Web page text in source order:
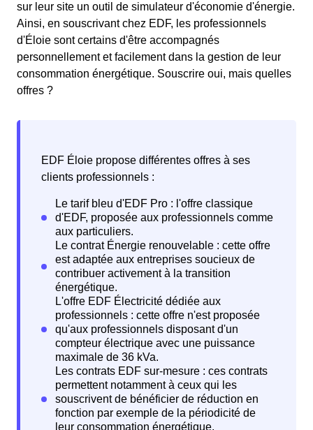
sur leur site un outil de simulateur d'économie d'énergie.
Ainsi, en souscrivant chez EDF, les professionnels
d'Éloie sont certains d'être accompagnés
personnellement et facilement dans la gestion de leur
consommation énergétique. Souscrire oui, mais quelles
offres ?
EDF Éloie propose différentes offres à ses
clients professionnels :